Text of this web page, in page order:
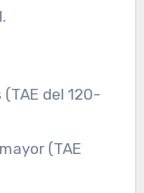
del 120-
(TAE